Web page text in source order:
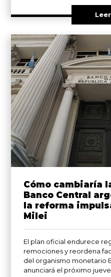
Cómo cambiaría
Banco Central
la reforma
Milei
El plan oficial endurece
remociones y reordena
del organismo monetario
anunciará el próximo